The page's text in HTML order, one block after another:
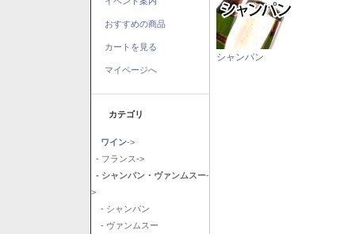
おすすめの商品
カートを見る
マイページへ
カテゴリ
ワイン->
- フランス->
- シャンパン・ヴァンムスー-
>
- シャンパン
- ヴァンムスー
シャンパン